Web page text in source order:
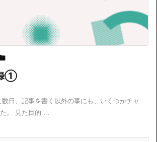
①
数日、記事を書く以外の事にも、いくつかチャ
。 見た目的 ...